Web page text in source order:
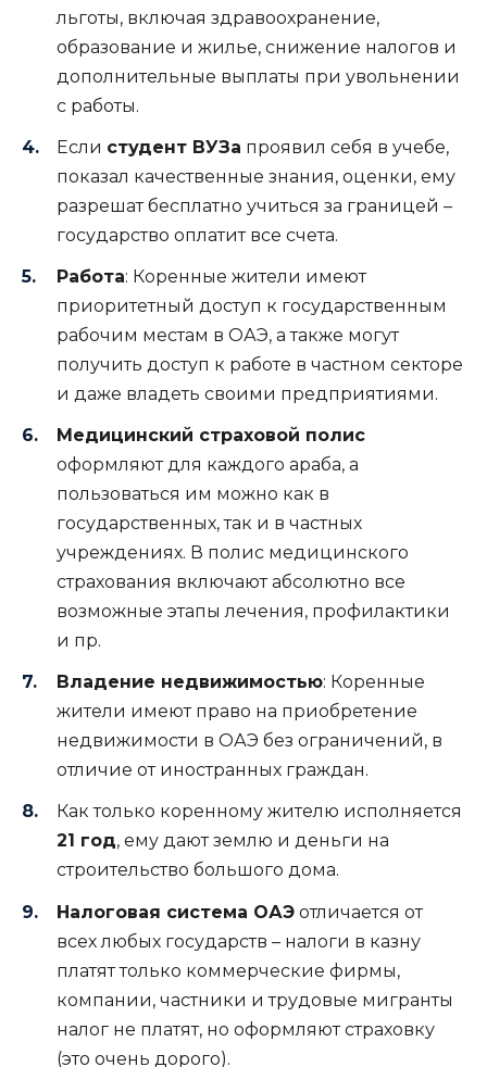
льготы, включая здравоохранение,
образование и жилье, снижение налогов и
дополнительные выплаты при увольнении
с работы.
Если студент ВУЗа проявил себя в учебе,
показал качественные знания, оценки, ему
разрешат бесплатно учиться за границей –
государство оплатит все счета.
Работа: Коренные жители имеют
приоритетный доступ к государственным
рабочим местам в ОАЭ, а также могут
получить доступ к работе в частном секторе
и даже владеть своими предприятиями.
Медицинский страховой полис
оформляют для каждого араба, а
пользоваться им можно как в
государственных, так и в частных
учреждениях. В полис медицинского
страхования включают абсолютно все
возможные этапы лечения, профилактики
и пр.
Владение недвижимостью: Коренные
жители имеют право на приобретение
недвижимости в ОАЭ без ограничений, в
отличие от иностранных граждан.
Как только коренному жителю исполняется
21 год, ему дают землю и деньги на
строительство большого дома.
Налоговая система ОАЭ отличается от
всех любых государств – налоги в казну
платят только коммерческие фирмы,
компании, частники и трудовые мигранты
налог не платят, но оформляют страховку
(это очень дорого).